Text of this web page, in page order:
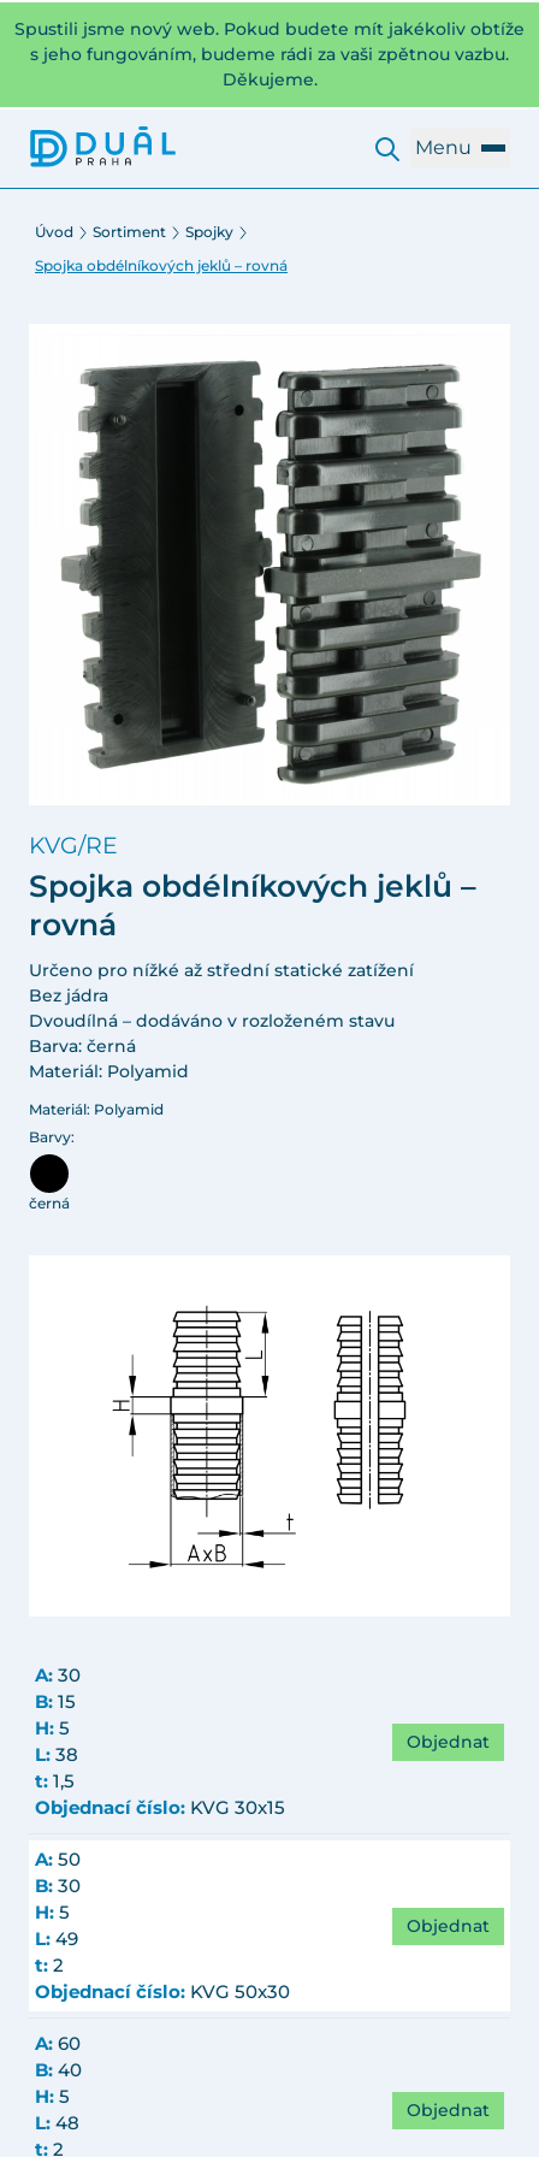
Spustili jsme nový web. Pokud budete mít jakékoliv obtíže
s jeho fungováním, budeme rádi za vaši zpětnou vazbu.
Děkujeme.
Menu
Úvod Sortiment
Spojky
Spojka obdélníkových jeklů – rovná
KVG/RE
Spojka obdélníkových jeklů –
rovná
Určeno pro nížké až střední statické zatížení
Bez jádra
Dvoudílná – dodáváno v rozloženém stavu
Barva: černá
Materiál: Polyamid
Materiál: Polyamid
Barvy:
černá
A: 30
B: 15
H: 5
L: 38
t: 1,5
Objednací číslo: KVG 30x15
Objednat
A: 50
B: 30
H: 5
L: 49
t: 2
Objednací číslo: KVG 50x30
Objednat
A: 60
B: 40
H: 5
L: 48
t: 2
Objednat